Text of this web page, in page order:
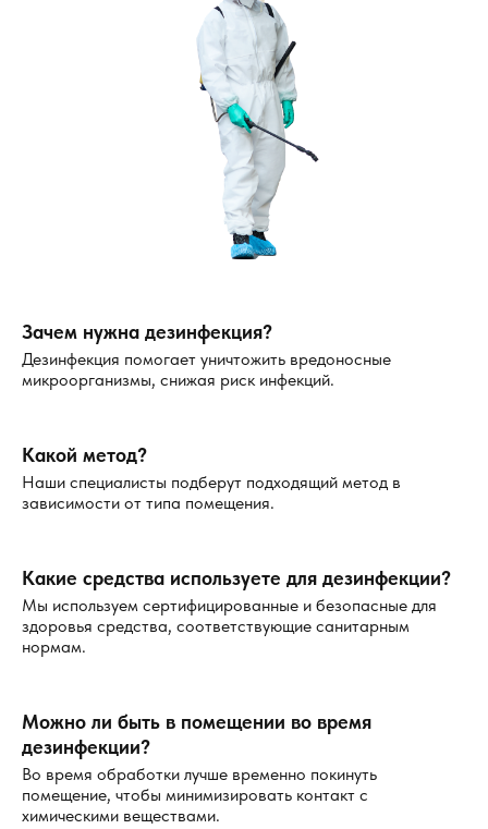
Зачем нужна дезинфекция?
Дезинфекция помогает уничтожить вредоносные
микроорганизмы, снижая риск инфекций.
Какой метод?
Наши специалисты подберут подходящий метод в
зависимости от типа помещения.
Какие средства используете для дезинфекции?
Мы используем сертифицированные и безопасные для
здоровья средства, соответствующие санитарным
нормам.
Можно ли быть в помещении во время
дезинфекции?
Во время обработки лучше временно покинуть
помещение, чтобы минимизировать контакт с
химическими веществами.